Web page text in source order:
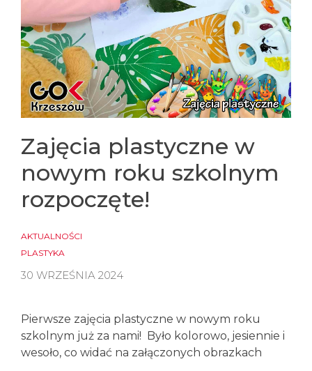
Zajęcia plastyczne w
nowym roku szkolnym
rozpoczęte!
AKTUALNOŚCI
PLASTYKA
30 WRZEŚNIA 2024
Pierwsze zajęcia plastyczne w nowym roku
szkolnym już za nami!
Było kolorowo, jesiennie i
wesoło, co widać na załączonych obrazkach